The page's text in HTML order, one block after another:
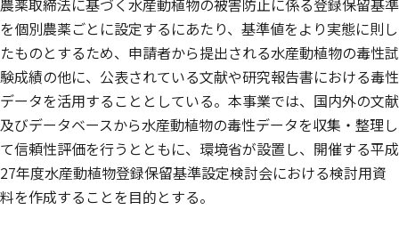
農薬取締法に基づく水産動植物の被害防止に係る登録保留基準
を個別農薬ごとに設定するにあたり、基準値をより実態に則し
たものとするため、申請者から提出される水産動植物の毒性試
験成績の他に、公表されている文献や研究報告書における毒性
データを活用することとしている。本事業では、国内外の文献
及びデータベースから水産動植物の毒性データを収集・整理し
て信頼性評価を行うとともに、環境省が設置し、開催する平成
27年度水産動植物登録保留基準設定検討会における検討用資
料を作成することを目的とする。